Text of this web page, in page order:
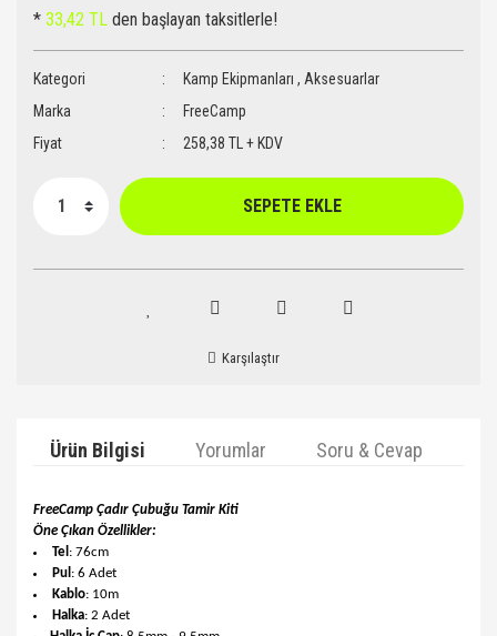
* 33,42 TL den başlayan taksitlerle!
Kategori Kamp Ekipmanları , Aksesuarlar
Marka
FreeCamp
Fiyat
258,38 TL + KDV
SEPETE EKLE
Karşılaştır
Ürün Bilgisi Yorumlar Soru & Cevap
FreeCamp Çadır Çubuğu Tamir Kiti
Öne Çıkan Özellikler:
Tel : 76cm
Pul : 6 Adet
Kablo: 10m
Halka: 2 Adet